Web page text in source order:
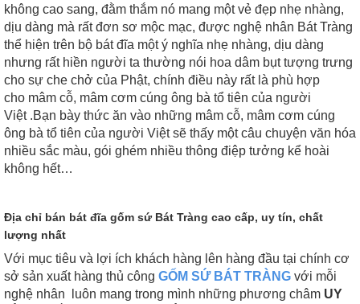
không cao sang, đằm thắm nó mang một vẻ đẹp nhẹ nhàng,
dịu dàng mà rất đơn sơ mộc mạc, được nghệ nhân Bát Tràng
thể hiện trên bộ bát đĩa một ý nghĩa nhẹ nhàng, dịu dàng
nhưng rất hiền người ta thường nói hoa dâm bụt tượng trưng
cho sự che chở của Phật, chính điều này rất là phù hợp
cho mâm cỗ, mâm cơm cúng ông bà tổ tiên của người
Việt .Bạn bày thức ăn vào những mâm cỗ, mâm cơm cúng
ông bà tổ tiên của người Việt sẽ thấy một câu chuyện văn hóa
nhiều sắc màu, gói ghém nhiều thông điệp tưởng kể hoài
không hết…
Địa chỉ bán bát đĩa gốm sứ Bát Tràng cao cấp, uy tín, chất
lượng nhất
Với mục tiêu và lợi ích khách hàng lên hàng đầu tại chính cơ
sở sản xuất hàng thủ công GỐM SỨ BÁT TRÀNG với mỗi
nghệ nhân luôn mang trong mình những phương châm UY